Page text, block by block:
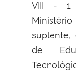
VIII - 1
suplente,
de